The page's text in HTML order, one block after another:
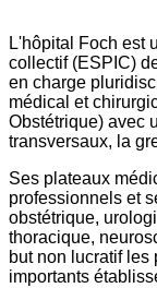
L'hôpital Foch est
collectif (ESPIC)
en charge
médical et
Obstétrique) avec
transversaux, la
Ses plateaux
professionnels et
obstétrique,
thoracique,
but non lucratif
importants